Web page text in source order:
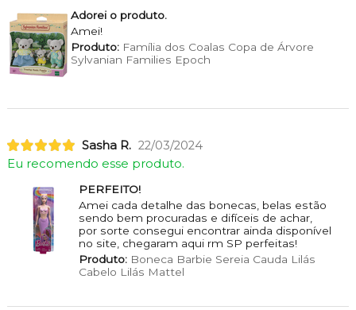
Adorei o produto.
Amei!
Produto:Família dos Coalas Copa de Árvore
Sylvanian Families Epoch
Sasha R. 22/03/2024
Eu recomendo esse produto.
PERFEITO!
Amei cada detalhe das bonecas, belas estão
sendo bem procuradas e difíceis de achar,
por sorte consegui encontrar ainda disponível
no site, chegaram aqui rm SP perfeitas!
Produto:Boneca Barbie Sereia Cauda Lilás
Cabelo Lilás Mattel